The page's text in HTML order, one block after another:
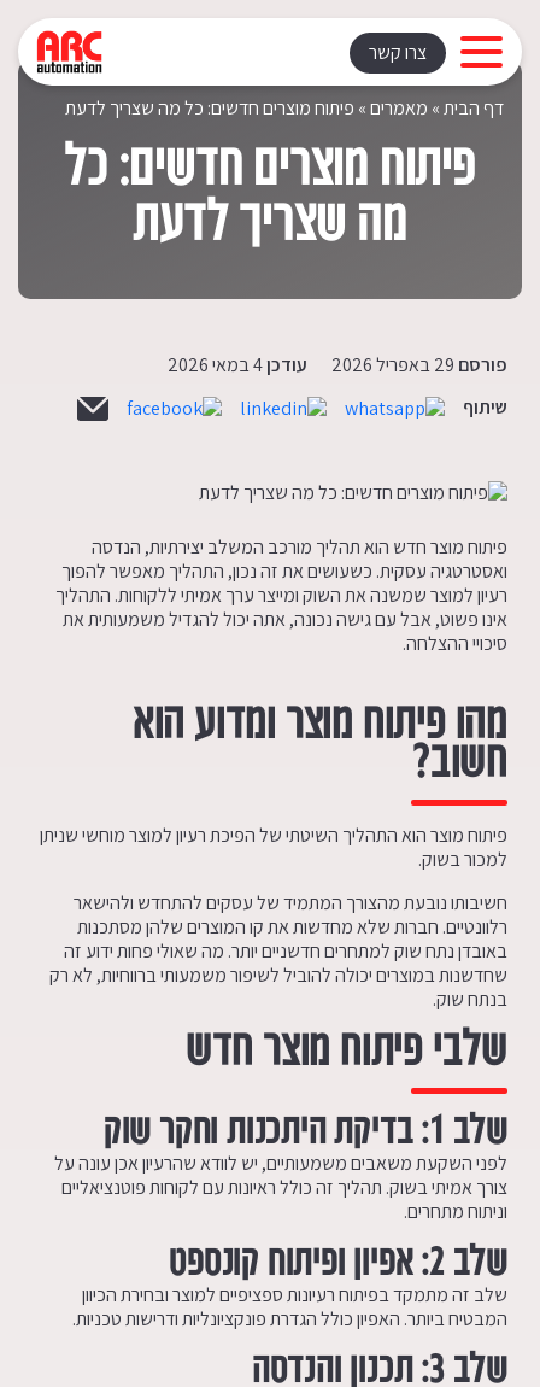
צרו קשר
דף הבית» מאמרים» פיתוח מוצרים חדשים: כל מה שצריך לדעת
פיתוח מוצרים חדשים: כל
מה שצריך לדעת
פורסם עודכן
שיתוף
פיתוח מוצר חדש הוא תהליך מורכב המשלב יצירתיות, הנדסה
ואסטרטגיה עסקית. כשעושים את זה נכון, התהליך מאפשר להפוך
רעיון למוצר שמשנה את השוק ומייצר ערך אמיתי ללקוחות. התהליך
אינו פשוט, אבל עם גישה נכונה, אתה יכול להגדיל משמעותית את
סיכויי ההצלחה.
מהו פיתוח מוצר ומדוע הוא
חשוב?
פיתוח מוצר הוא התהליך השיטתי של הפיכת רעיון למוצר מוחשי שניתן
למכור בשוק.
חשיבותו נובעת מהצורך המתמיד של עסקים להתחדש ולהישאר
רלוונטיים. חברות שלא מחדשות את קו המוצרים שלהן מסתכנות
באובדן נתח שוק למתחרים חדשניים יותר. מה שאולי פחות ידוע זה
שחדשנות במוצרים יכולה להוביל לשיפור משמעותי ברווחיות, לא רק
בנתח שוק.
שלבי פיתוח מוצר חדש
שלב 1: בדיקת היתכנות וחקר שוק
לפני השקעת משאבים משמעותיים, יש לוודא שהרעיון אכן עונה על
צורך אמיתי בשוק. תהליך זה כולל ראיונות עם לקוחות פוטנציאליים
וניתוח מתחרים.
שלב 2: אפיון ופיתוח קונספט
שלב זה מתמקד בפיתוח רעיונות ספציפיים למוצר ובחירת הכיוון
המבטיח ביותר. האפיון כולל הגדרת פונקציונליות ודרישות טכניות.
שלב3: תכנון והנדסה